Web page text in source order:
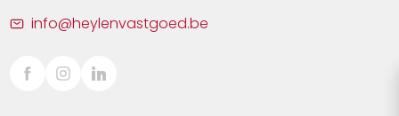
Sint-Truiden
info@heylenvastgoed.be